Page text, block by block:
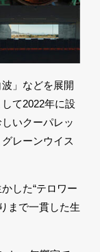
」などを展開
て2022年に設
いクーパレッ
レーンウイス
した“テロワー
まで一貫した生